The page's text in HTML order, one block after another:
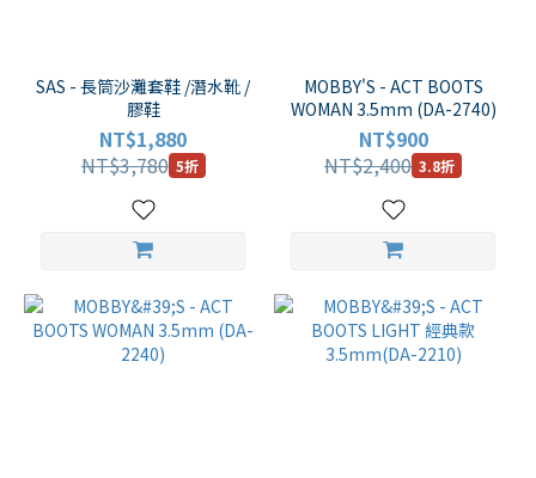
SAS - 長筒沙灘套鞋 /潛水靴 /
膠鞋
NT$1,880
NT$3,780 5折
MOBBY'S - ACT BOOTS
WOMAN 3.5mm (DA-2740)
NT$900
NT$2,400 3.8折